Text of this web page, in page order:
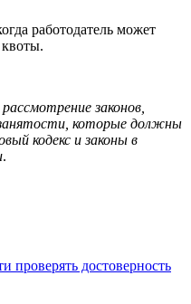
работодатель может
законов,
которые должны
кодекс и законы в
.
достоверность